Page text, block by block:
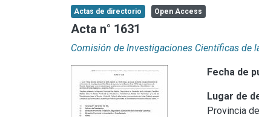
Actas de directorio Open Access
Acta n° 1631
Comisión de Investigaciones Científicas de
Fecha de
Lugar de
Provincia